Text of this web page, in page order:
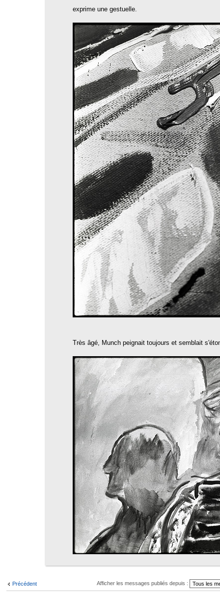
exprime une gestuelle.
Très âgé, Munch peignait toujours et semblait
Précédent Afficher les messages publiés depuis :